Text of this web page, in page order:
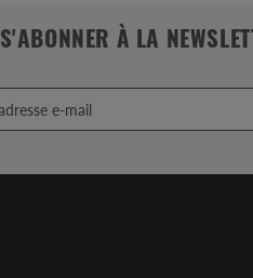
S'ABONNER À LA